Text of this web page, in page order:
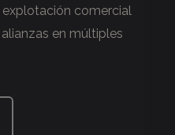
comercial
en múltiples